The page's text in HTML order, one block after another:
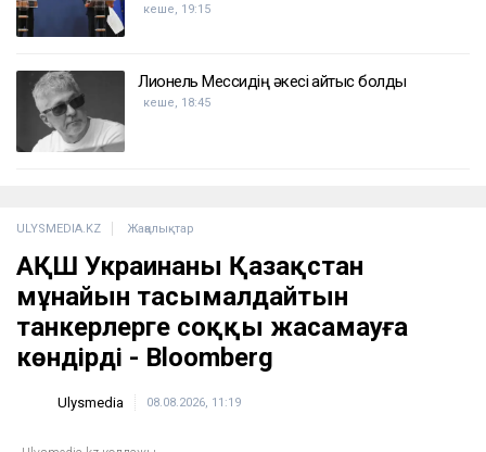
кеше, 19:15
Лионель Мессидің әкесі қайтыс болды
кеше, 18:45
ULYSMEDIA.KZ Жаңалықтар
АҚШ Украинаны Қазақстан
мұнайын тасымалдайтын
танкерлерге соққы жасамауға
көндірді - Bloomberg
Ulysmedia 08.08.2026, 11:19